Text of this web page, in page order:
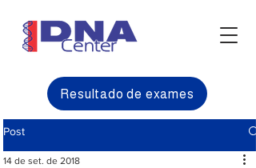
Resultado de exames
Post
14 de set. de 2018